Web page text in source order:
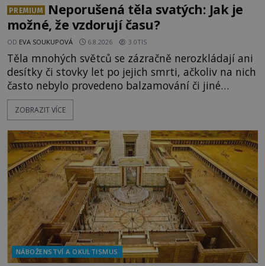
PREMIUM
Neporušená těla svatých: Jak je
možné, že vzdorují času?
OD EVA SOUKUPOVÁ 6.8.2026 3.0TIS
Těla mnohých světců se zázračně nerozkládají ani
desítky či stovky let po jejich smrti, ačkoliv na nich
často nebylo provedeno balzamování či jiné
pokusy o konzervaci. Neporušené ostatky bývají
považovány za důkaz svatosti zemřelých. Jaké
osobností ochraňují? Na hřbitově u kláštera
Milosrdných
ZOBRAZIT VÍCE
NÁBOŽENSTVÍ A OKULTISMUS